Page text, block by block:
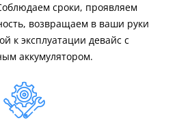
сроки, проявляем
возвращаем в ваши руки
к эксплуатации девайс с
аккумулятором.